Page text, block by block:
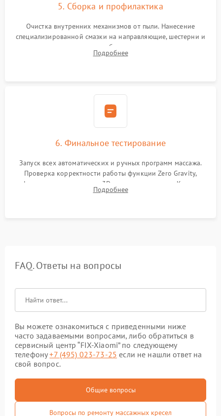
5. Сборка и профилактика
Очистка внутренних механизмов от пыли. Нанесение
специализированной смазки на направляющие, шестерни и
шарниры для плавного и бесшумного хода каретки.
Подключение всех шлейфов, сборка каркаса и аккуратная
Подробнее
6. Финальное тестирование
Запуск всех автоматических и ручных программ массажа.
Проверка корректности работы функции Zero Gravity,
инфракрасного прогрева и 3D-сканирования тела. Контроль
силы давления компрессора и отсутствия скрипов при
Подробнее
FAQ. Ответы на вопросы
Вы можете ознакомиться с приведенными ниже
часто задаваемыми вопросами, либо обратиться в
сервисный центр “FIX-Xiaomi” по следующему
телефону+7 (495) 023-73-25 если не нашли ответ на
свой вопрос.
Общие вопросы
Вопросы по ремонту массажных кресел